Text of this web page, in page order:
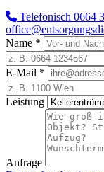
Telefonisch 0664
Name *
E-Mail *
Leistung
Anfrage